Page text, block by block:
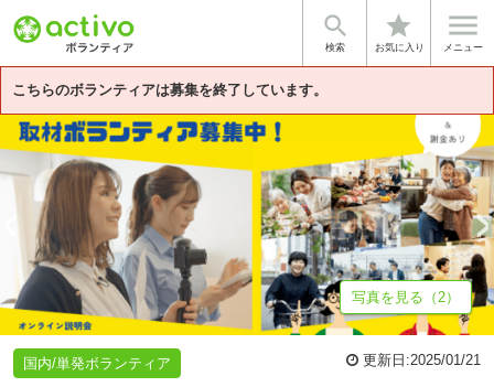

検索
star
お気に入り

メニュー
こちらのボランティアは募集を終了しています。
基本情報 募集詳細 法人情報
写真を見る（2）
国内/単発ボランティア 更新日:2025/01/21